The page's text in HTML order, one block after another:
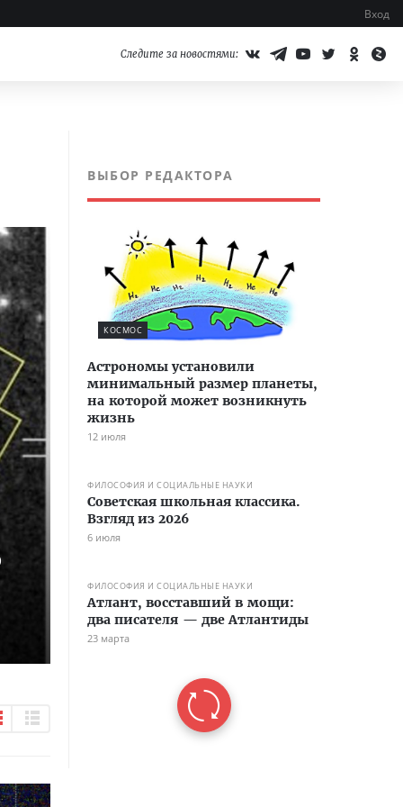
Вход
Следите за новостями:
ВЫБОР РЕДАКТОРА
КОСМОС
Астрономы установили
минимальный размер планеты,
на которой может возникнуть
жизнь
12 июля
ФИЛОСОФИЯ И СОЦИАЛЬНЫЕ НАУКИ
Советская школьная классика.
Взгляд из 2026
6 июля
ФИЛОСОФИЯ И СОЦИАЛЬНЫЕ НАУКИ
Атлант, восставший в мощи:
два писателя — две Атлантиды
23 марта